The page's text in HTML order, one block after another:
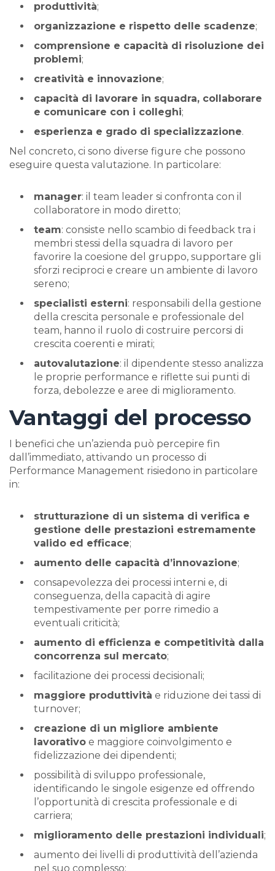
produttività;
organizzazione e rispetto delle scadenze;
comprensione e capacità di risoluzione dei
problemi;
creatività e innovazione;
capacità di lavorare in squadra, collaborare
e comunicare con i colleghi;
esperienza e grado di specializzazione.
Nel concreto, ci sono diverse figure che possono
eseguire questa valutazione. In particolare:
manager: il team leader si confronta con il
collaboratore in modo diretto;
team: consiste nello scambio di feedback tra i
membri stessi della squadra di lavoro per
favorire la coesione del gruppo, supportare gli
sforzi reciproci e creare un ambiente di lavoro
sereno;
specialisti esterni: responsabili della gestione
della crescita personale e professionale del
team, hanno il ruolo di costruire percorsi di
crescita coerenti e mirati;
autovalutazione: il dipendente stesso analizza
le proprie performance e riflette sui punti di
forza, debolezze e aree di miglioramento.
Vantaggi del processo
I benefici che un’azienda può percepire fin
dall’immediato, attivando un processo di
Performance Management risiedono in particolare
in:
strutturazione di un sistema di verifica e
gestione delle prestazioni estremamente
valido ed efficace;
aumento delle capacità d’innovazione;
consapevolezza dei processi interni e, di
conseguenza, della capacità di agire
tempestivamente per porre rimedio a
eventuali criticità;
aumento di efficienza e competitività dalla
concorrenza sul mercato;
facilitazione dei processi decisionali;
maggiore produttività e riduzione dei tassi di
turnover;
creazione di un migliore ambiente
lavorativo e maggiore coinvolgimento e
fidelizzazione dei dipendenti;
possibilità di sviluppo professionale,
identificando le singole esigenze ed offrendo
l’opportunità di crescita professionale e di
carriera;
miglioramento delle prestazioni individuali;
aumento dei livelli di produttività dell’azienda
nel suo complesso;